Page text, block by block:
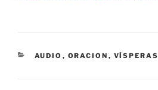
CATEGORÍAS
AUDIO , ORACION , VÍSPERAS